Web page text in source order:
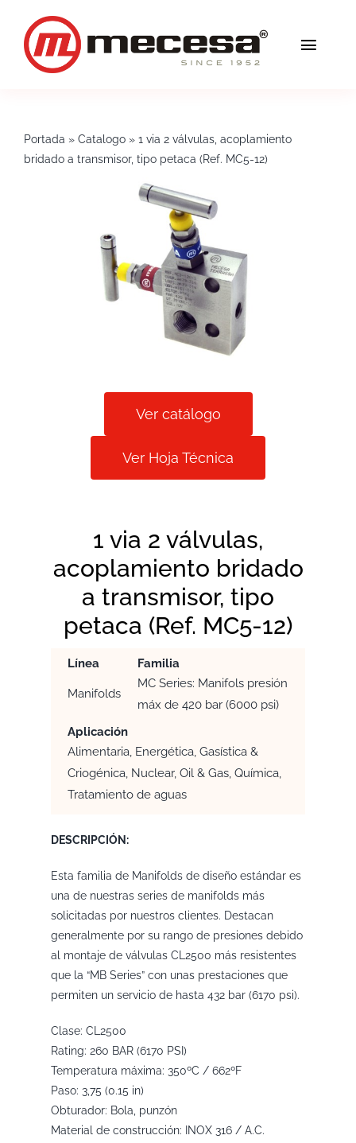
contenido
Calidad
Portada » Catalogo» 1 via 2 válvulas, acoplamiento
bridado a transmisor, tipo petaca (Ref. MC5-12)
Ver catálogo
Ver Hoja Técnica
1 via 2 válvulas,
acoplamiento bridado
a transmisor, tipo
petaca (Ref. MC5-12)
Línea Familia
Manifolds
MC Series: Manifols presión
máx de 420 bar (6000 psi)
Aplicación
Alimentaria, Energética, Gasística &
Criogénica, Nuclear, Oil & Gas, Química,
Tratamiento de aguas
DESCRIPCIÓN:
Esta familia de Manifolds de diseño estándar es
una de nuestras series de manifolds más
solicitadas por nuestros clientes. Destacan
generalmente por su rango de presiones debido
al montaje de válvulas CL2500 más resistentes
que la “MB Series” con unas prestaciones que
permiten un servicio de hasta 432 bar (6170 psi).
Clase: CL2500
Rating: 260 BAR (6170 PSI)
Temperatura máxima: 350ºC / 662ºF
Paso: 3,75 (0.15 in)
Obturador: Bola, punzón
Material de construcción: INOX 316 / A.C.